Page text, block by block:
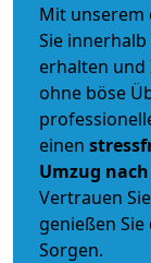
Mit unserem
Sie
erhalten und
ohne böse
einen
Umzug
Vertrauen
genießen
Sorgen.